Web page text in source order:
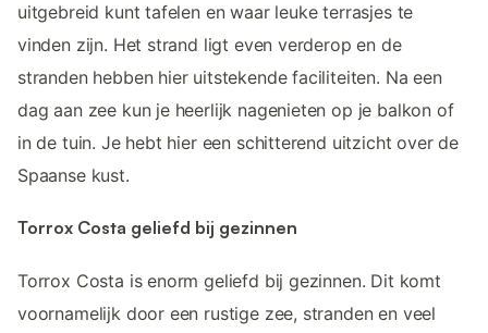
uitgebreid kunt tafelen en waar leuke terrasjes te
vinden zijn. Het strand ligt even verderop en de
stranden hebben hier uitstekende faciliteiten. Na een
dag aan zee kun je heerlijk nagenieten op je balkon of
in de tuin. Je hebt hier een schitterend uitzicht over de
Spaanse kust.
Torrox Costa geliefd bij gezinnen
Torrox Costa is enorm geliefd bij gezinnen. Dit komt
voornamelijk door een rustige zee, stranden en veel